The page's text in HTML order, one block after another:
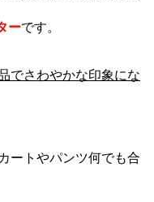
ーです。
でさわやかな印象にな
ートやパンツ何でも合